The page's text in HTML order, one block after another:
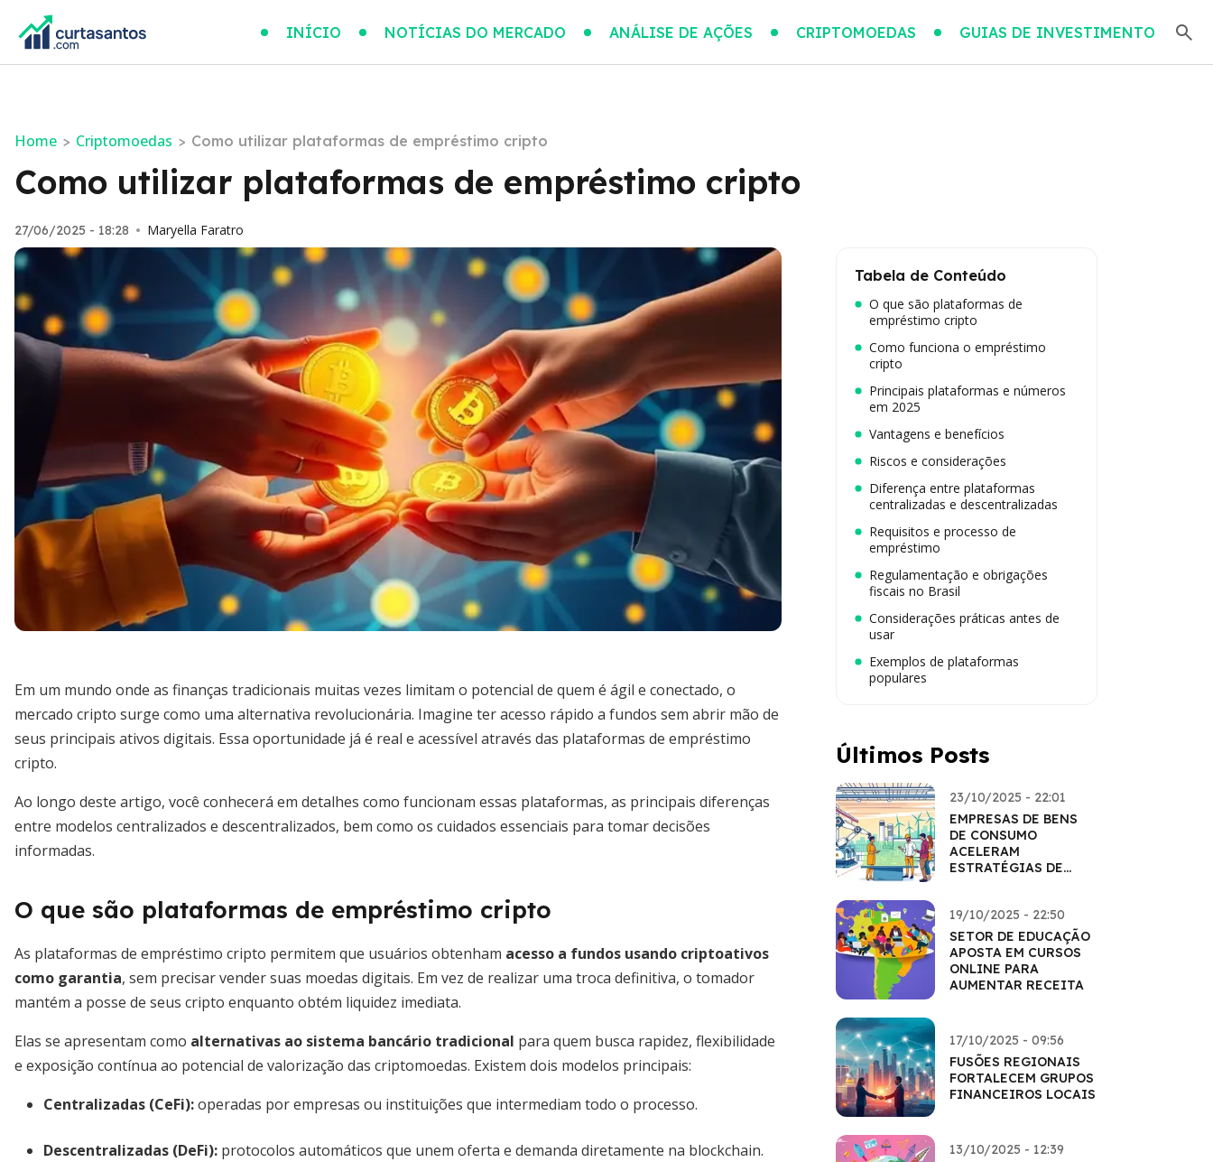
INÍCIO NOTÍCIAS DO MERCADO ANÁLISE DE AÇÕES CRIPTOMOEDAS GUIAS DE INVESTIMENTO
Home > Criptomoedas > Como utilizar plataformas de empréstimo cripto
Como utilizar plataformas de empréstimo cripto
27/06/2025 - 18:28 • Maryella Faratro
Em um mundo onde as finanças tradicionais muitas vezes limitam o potencial de quem é ágil e conectado, o
mercado cripto surge como uma alternativa revolucionária. Imagine ter acesso rápido a fundos sem abrir mão de
seus principais ativos digitais. Essa oportunidade já é real e acessível através das plataformas de empréstimo
cripto.
Ao longo deste artigo, você conhecerá em detalhes como funcionam essas plataformas, as principais diferenças
entre modelos centralizados e descentralizados, bem como os cuidados essenciais para tomar decisões
informadas.
O que são plataformas de empréstimo cripto
As plataformas de empréstimo cripto permitem que usuários obtenham acesso a fundos usando criptoativos
como garantia, sem precisar vender suas moedas digitais. Em vez de realizar uma troca definitiva, o tomador
mantém a posse de seus cripto enquanto obtém liquidez imediata.
Elas se apresentam como alternativas ao sistema bancário tradicional para quem busca rapidez, flexibilidade
e exposição contínua ao potencial de valorização das criptomoedas. Existem dois modelos principais:
Centralizadas (CeFi):operadas por empresas ou instituições que intermediam todo o processo.
Descentralizadas (DeFi): protocolos automáticos que unem oferta e demanda diretamente na blockchain.
Tabela de Conteúdo
O que são plataformas de
empréstimo cripto
Como funciona o empréstimo
cripto
Principais plataformas e números
em 2025
Vantagens e benefícios
Riscos e considerações
Diferença entre plataformas
centralizadas e descentralizadas
Requisitos e processo de
empréstimo
Regulamentação e obrigações
fiscais no Brasil
Considerações práticas antes de
usar
Exemplos de plataformas
populares
Últimos Posts
23/10/2025 - 22:01
EMPRESAS DE BENS
DE CONSUMO
ACELERAM
ESTRATÉGIAS DE
19/10/2025 - 22:50
SETOR DE EDUCAÇÃO
APOSTA EM CURSOS
ONLINE PARA
AUMENTAR RECEITA
17/10/2025 - 09:56
FUSÕES REGIONAIS
FORTALECEM GRUPOS
FINANCEIROS LOCAIS
13/10/2025 - 12:39